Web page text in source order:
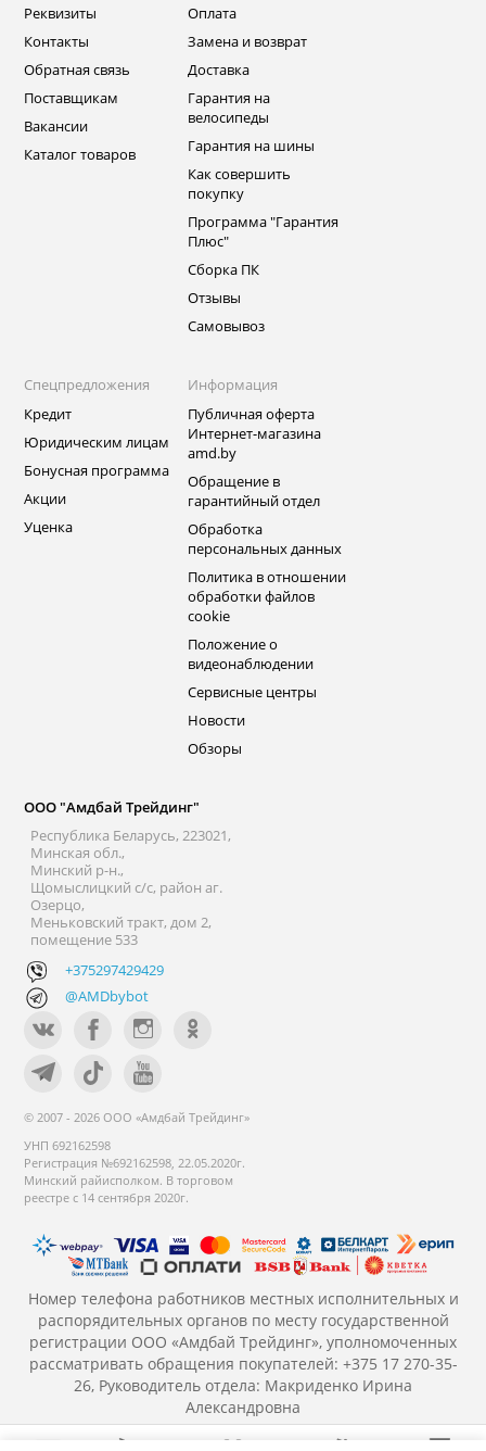
Реквизиты
Контакты
Обратная связь
Поставщикам
Вакансии
Каталог товаров
Оплата
Замена и возврат
Доставка
Гарантия на
велосипеды
Гарантия на шины
Как совершить
покупку
Программа "Гарантия
Плюс"
Сборка ПК
Отзывы
Самовывоз
Спецпредложения
Кредит
Юридическим лицам
Бонусная программа
Акции
Уценка
Информация
Публичная оферта
Интернет-магазина
amd.by
Обращение в
гарантийный отдел
Обработка
персональных данных
Политика в отношении
обработки файлов
cookie
Положение о
видеонаблюдении
Сервисные центры
Новости
Обзоры
ООО "Амдбай Трейдинг"
Республика Беларусь, 223021,
Минская обл.,
Минский р-н.,
Щомыслицкий с/с, район аг.
Озерцо,
Меньковский тракт, дом 2,
помещение 533
+375297429429
@AMDbybot
© 2007 - 2026 ООО «Амдбай Трейдинг»
УНП 692162598
Регистрация №692162598, 22.05.2020г.
Минский райисполком. В торговом
реестре с 14 сентября 2020г.
Номер телефона работников местных исполнительных и
распорядительных органов по месту государственной
регистрации ООО «Амдбай Трейдинг», уполномоченных
рассматривать обращения покупателей: +375 17 270-35-
26, Руководитель отдела: Макриденко Ирина
Александровна